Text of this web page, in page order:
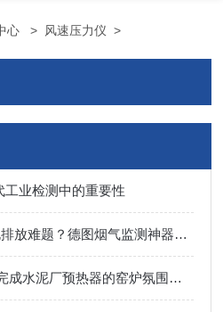
心 > 风速压力仪 >
业检测中的重要性
造纸厂节能降本&合规排放难题？德图烟气监测神器来搞定！
testo 350 蓝色版快速完成水泥厂预热器的窑炉氛围测试